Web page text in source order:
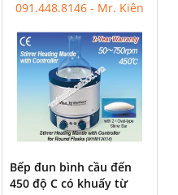
091.448.8146 - Mr. Kiên
Bếp đun bình cầu đến
450 độ C có khuấy từ